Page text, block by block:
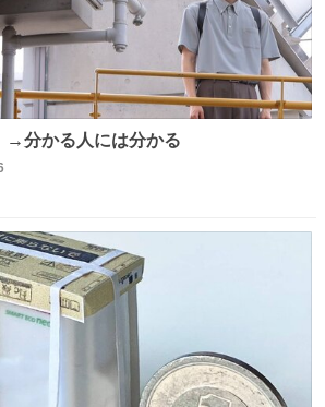
→分かる人には分かる